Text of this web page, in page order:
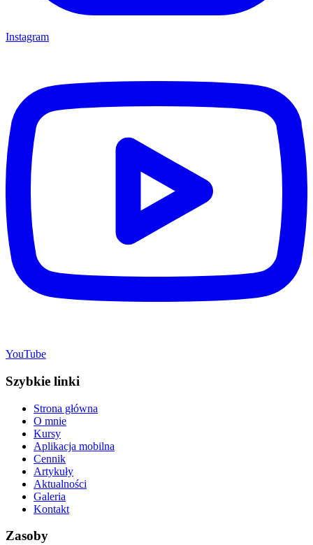
Instagram
YouTube
Szybkie linki
Strona główna
O mnie
Kursy
Aplikacja mobilna
Cennik
Artykuły
Aktualności
Galeria
Kontakt
Zasoby